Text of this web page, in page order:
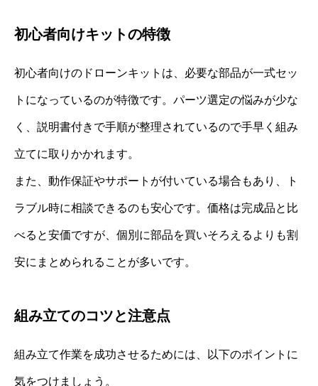
初心者向けキットの特徴
初心者向けのドローンキットは、必要な部品が一式セッ
トになっているのが特徴です。パーツ選定の悩みが少な
く、説明書付きで手順が整理されているので手早く組み
立てに取りかかれます。
また、動作保証やサポートが付いている場合もあり、ト
ラブル時に相談できるのも安心です。価格は完成品と比
べると安価ですが、個別に部品を買いそろえるよりも割
安にまとめられることが多いです。
組み立てのコツと注意点
組み立て作業を成功させるためには、以下のポイントに
気をつけましょう。